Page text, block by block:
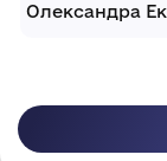
Олександра